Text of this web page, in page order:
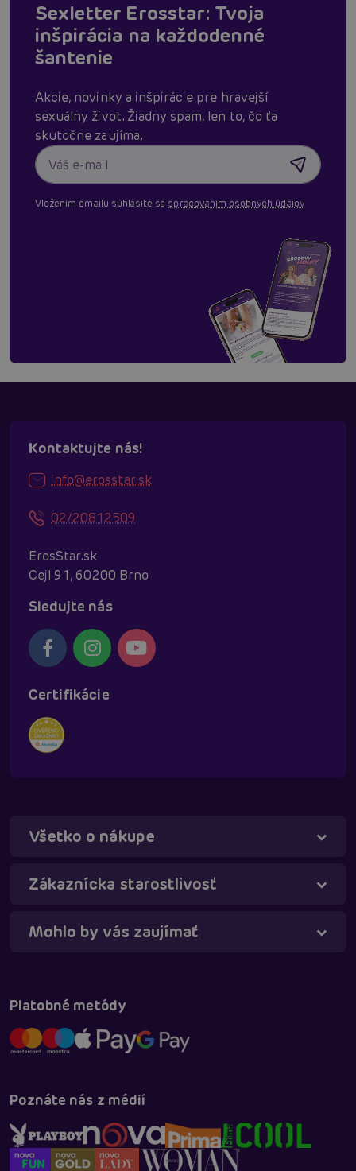
Sexletter Erosstar: Tvoja
inšpirácia na každodenné
šantenie
Akcie, novinky a inšpirácie pre hravejší
sexuálny život. Žiadny spam, len to, čo ťa
skutočne zaujíma.
Vložením emailu súhlasíte sa spracovaním osobných údajov
Kontaktujte nás!
info@erosstar.sk
02/20812509
ErosStar.sk
Cejl 91, 60200 Brno
Sledujte nás
Certifikácie
Všetko o nákupe
Zákaznícka starostlivosť
Mohlo by vás zaujímať
Platobné metódy
Poznáte nás z médií